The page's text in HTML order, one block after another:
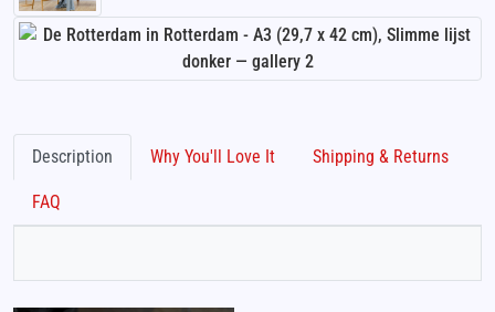
Description Why You'll Love It Shipping & Returns
FAQ